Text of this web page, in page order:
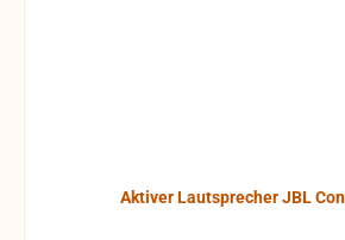
Aktiver Lautsprecher JBL